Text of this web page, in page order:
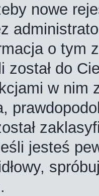
nowe
o tym
został do
w nim
jesteś